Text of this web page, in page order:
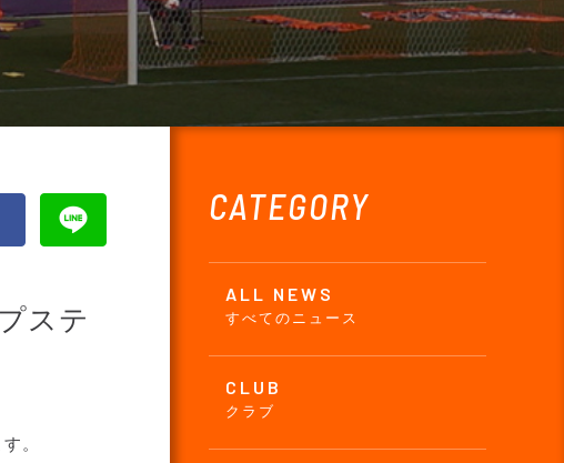
CATEGORY
ALL NEWS
すべてのニュース
CLUB
クラブ
ステ
。